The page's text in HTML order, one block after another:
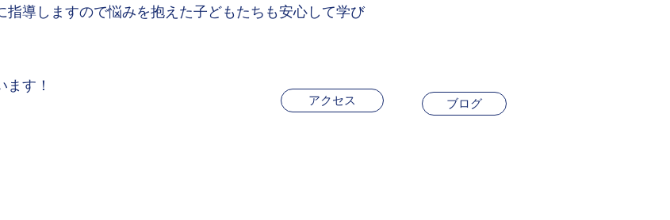
導しますので悩みを抱えた子どもたちも安心して学び
す！
アクセス ブログ